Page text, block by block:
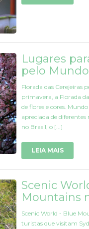
Lugares
pelo Mundo
Florada das Cerejeiras
primavera, a Florada
de flores e cores.
apreciada de
no Brasil, o [...]
LEIA MAIS
Scenic
Mountains
Scenic World - Blue
turistas que visitam